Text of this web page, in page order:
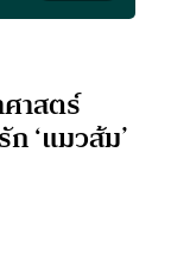
าสตร์
‘แมวส้ม’